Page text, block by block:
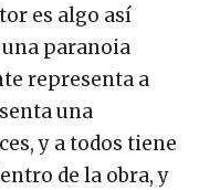
es algo así
paranoia
representa a
una
y a todos tiene
de la obra, y